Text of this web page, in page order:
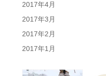
2017年4月
2017年3月
2017年2月
2017年1月